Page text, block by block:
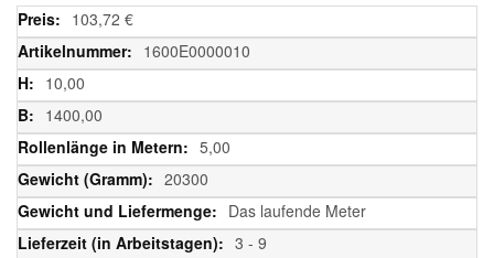
Weitere
Informationen
103,72 €
1600E0000010
10,00
1400,00
5,00
20300
Das laufende Meter
3 - 9